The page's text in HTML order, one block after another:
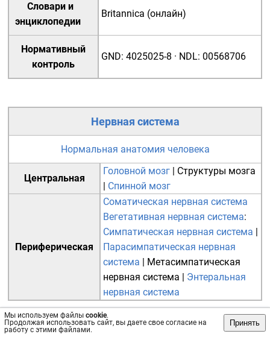
Мы используем файлы cookie.
Продолжая использовать сайт, вы даете свое согласие на
работу с этими файлами.
Принять
Словари и
энциклопедии
Britannica (онлайн)
Нормативный
контроль
GND: 4025025-8 · NDL: 00568706
Нервная система
Нормальная анатомия человека
Центральная
Головной мозг | Структуры мозга
| Спинной мозг
Периферическая
Соматическая нервная система
Вегетативная нервная система:
Симпатическая нервная система |
Парасимпатическая нервная
система | Метасимпатическая
нервная система | Энтеральная
нервная система